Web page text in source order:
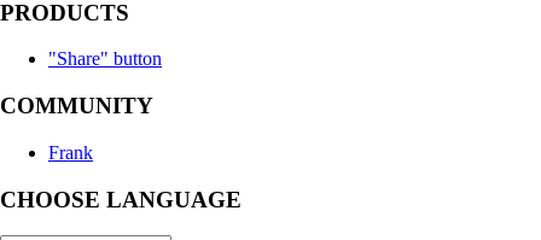
PRODUCTS
"Share" button
COMMUNITY
Frank
CHOOSE LANGUAGE